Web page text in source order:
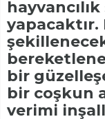
yapacaktır.
bir
bir coşkun
verimi